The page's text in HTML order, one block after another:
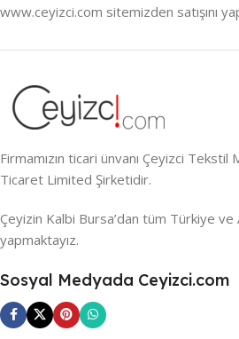
www.ceyizci.com sitemizden satışını
Firmamızın ticari ünvanı Çeyizci Tekstil
Ticaret Limited Şirketidir.
Çeyizin Kalbi Bursa’dan tüm Türkiye ve
yapmaktayız.
Sosyal Medyada Ceyizci.com